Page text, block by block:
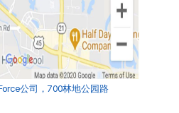
公司，700林地公园路